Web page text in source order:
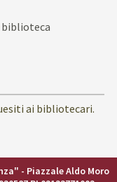
biblioteca
ai bibliotecari.
- Piazzale Aldo Moro